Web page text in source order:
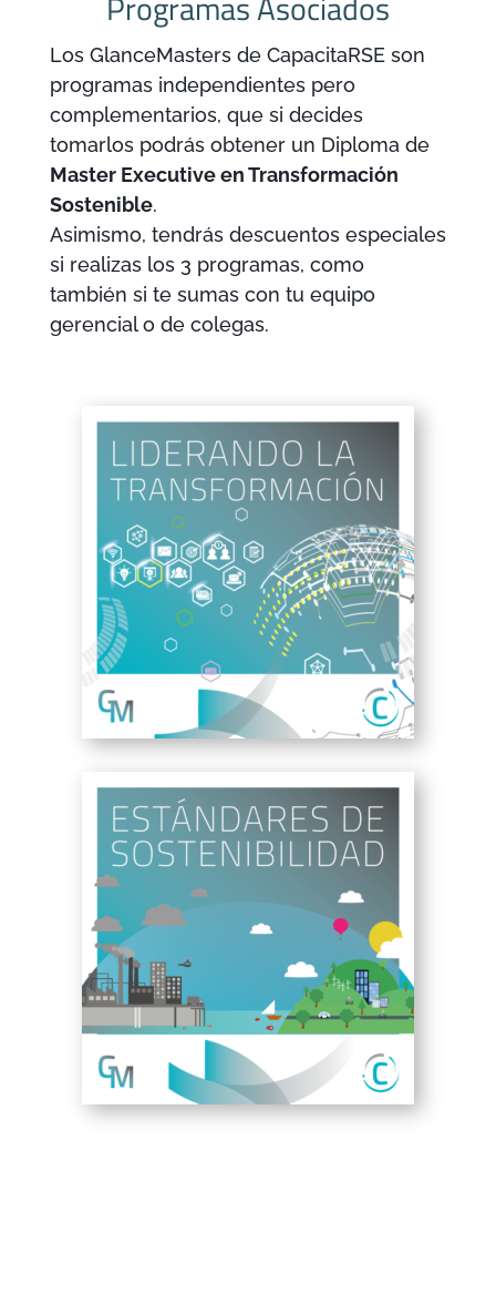
Los GlanceMasters de CapacitaRSE son
programas independientes pero
complementarios, que si decides
tomarlos podrás obtener un Diploma de
Master Executive en Transformación
Sostenible.
Asimismo, tendrás descuentos especiales
si realizas los 3 programas, como
también si te sumas con tu equipo
gerencial o de colegas.